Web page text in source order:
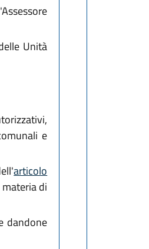
Unità
e
articolo
di
dandone